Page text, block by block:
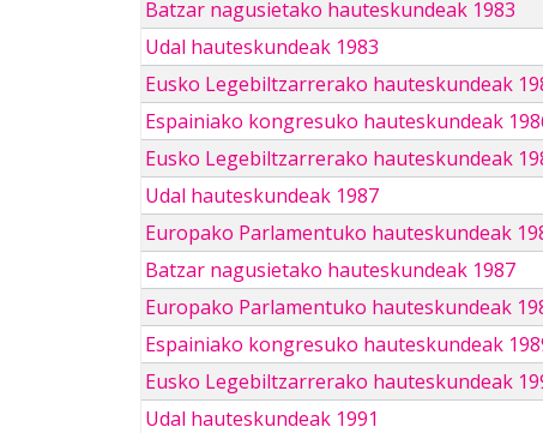
Batzar nagusietako hauteskundeak 1983
Udal hauteskundeak 1983
Eusko Legebiltzarrerako hauteskundeak
Espainiako kongresuko hauteskundeak
Eusko Legebiltzarrerako hauteskundeak
Udal hauteskundeak 1987
Europako Parlamentuko hauteskundeak
Batzar nagusietako hauteskundeak 1987
Europako Parlamentuko hauteskundeak
Espainiako kongresuko hauteskundeak
Eusko Legebiltzarrerako hauteskundeak
Udal hauteskundeak 1991